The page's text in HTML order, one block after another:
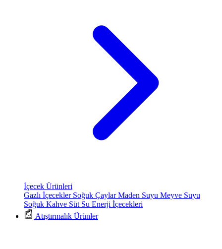
İçecek Ürünleri
Gazlı İçecekler Soğuk ÇaylarMaden Suyu Meyve Suyu
Soğuk Kahve Süt Su Enerji İçecekleri
Atıştırmalık Ürünler